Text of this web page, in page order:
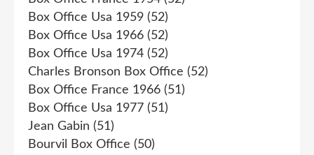
Box Office Usa 1959 (52)
Box Office Usa 1966 (52)
Box Office Usa 1974 (52)
Charles Bronson Box Office (52)
Box Office France 1966 (51)
Box Office Usa 1977 (51)
Jean Gabin (51)
Bourvil Box Office (50)